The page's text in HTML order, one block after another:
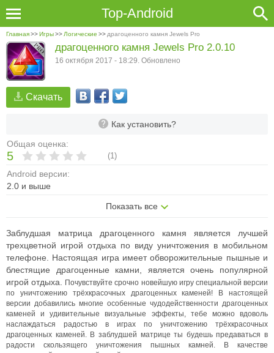
Top-Android
Главная>>Игры>> Логические >> драгоценного камня Jewels Pro
Скачать
Как установить?
Общая оценка:
5 (1)
Android версии:
2.0 и выше
Показать все
драгоценного камня Jewels Pro 2.0.10
16 октября 2017 - 18:29. Обновлено
Заблудшая матрица драгоценного камня является лучшей
трехцветной игрой отдыха по виду уничтожения в мобильном
телефоне. Настоящая игра имеет обворожительные пышные и
блестящие драгоценные камни, является очень популярной
игрой отдыха.
Почувствуйте срочно новейшую игру специальной версии
по уничтожению трёхкрасочных драгоценных каменей! В настоящей
версии добавились многие особенные чудодейственности драгоценных
каменей и удивительные визуальные эффекты, тебе можно вдоволь
наслаждаться радостью в играх по уничтожению трёхкрасочных
драгоценных каменей. В заблудшей матрице ты будешь предаваться в
радости скользящего уничтожения пышных камней. В качестве